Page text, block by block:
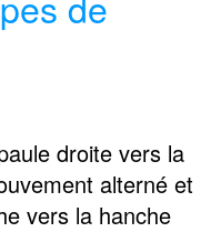
droite vers la
alterné et
vers la hanche